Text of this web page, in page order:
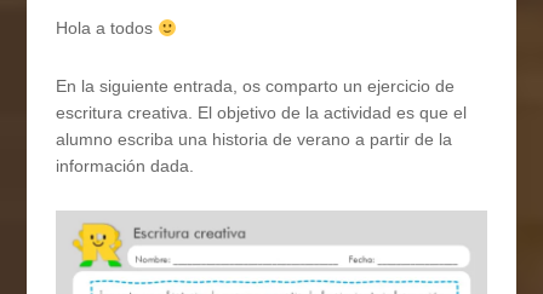
Hola a todos
En la siguiente entrada, os comparto un ejercicio de
escritura creativa. El objetivo de la actividad es que el
alumno escriba una historia de verano a partir de la
información dada.